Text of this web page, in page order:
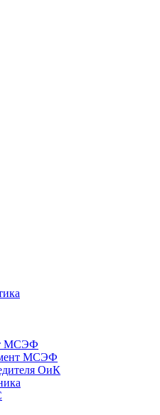
МСЭФ
МСЭФ
ОиК